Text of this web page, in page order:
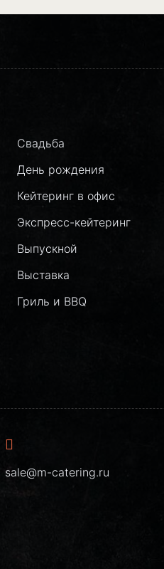
Свадьба
День рождения
Кейтеринг в офис
Экспресс-кейтеринг
Выпускной
Выставка
Гриль и BBQ
sale@m-catering.ru